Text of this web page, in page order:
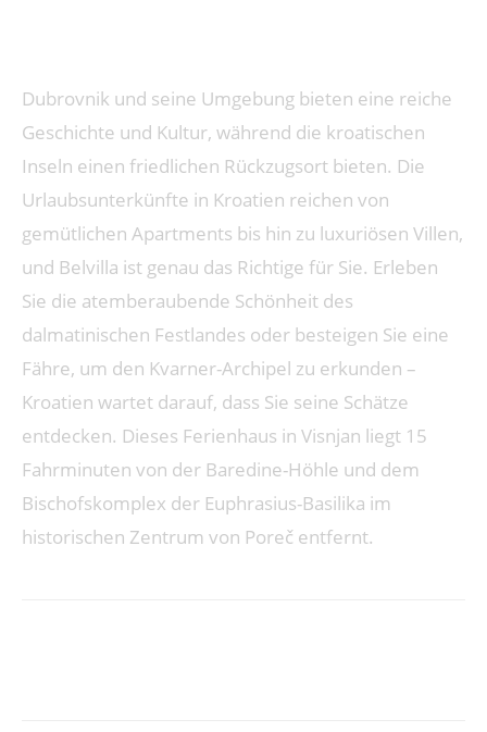
Dubrovnik und seine Umgebung bieten eine reiche
Geschichte und Kultur, während die kroatischen
Inseln einen friedlichen Rückzugsort bieten. Die
Urlaubsunterkünfte in Kroatien reichen von
gemütlichen Apartments bis hin zu luxuriösen Villen,
und Belvilla ist genau das Richtige für Sie. Erleben
Sie die atemberaubende Schönheit des
dalmatinischen Festlandes oder besteigen Sie eine
Fähre, um den Kvarner-Archipel zu erkunden –
Kroatien wartet darauf, dass Sie seine Schätze
entdecken. Dieses Ferienhaus in Visnjan liegt 15
Fahrminuten von der Baredine-Höhle und dem
Bischofskomplex der Euphrasius-Basilika im
historischen Zentrum von Poreč entfernt.